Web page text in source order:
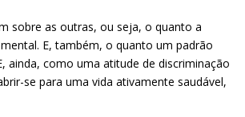
sobre as outras, ou seja, o quanto a
E, também, o quanto um padrão
ainda, como uma atitude de discriminação
se para uma vida ativamente saudável,